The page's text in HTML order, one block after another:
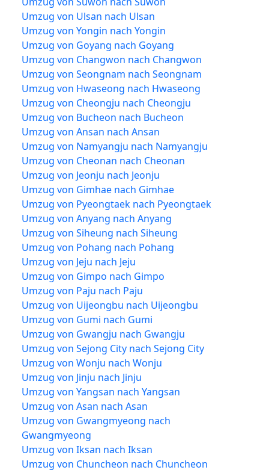
Umzug von Ulsan nach Ulsan
Umzug von Yongin nach Yongin
Umzug von Goyang nach Goyang
Umzug von Changwon nach Changwon
Umzug von Seongnam nach Seongnam
Umzug von Hwaseong nach Hwaseong
Umzug von Cheongju nach Cheongju
Umzug von Bucheon nach Bucheon
Umzug von Ansan nach Ansan
Umzug von Namyangju nach Namyangju
Umzug von Cheonan nach Cheonan
Umzug von Jeonju nach Jeonju
Umzug von Gimhae nach Gimhae
Umzug von Pyeongtaek nach Pyeongtaek
Umzug von Anyang nach Anyang
Umzug von Siheung nach Siheung
Umzug von Pohang nach Pohang
Umzug von Jeju nach Jeju
Umzug von Gimpo nach Gimpo
Umzug von Paju nach Paju
Umzug von Uijeongbu nach Uijeongbu
Umzug von Gumi nach Gumi
Umzug von Gwangju nach Gwangju
Umzug von Sejong City nach Sejong City
Umzug von Wonju nach Wonju
Umzug von Jinju nach Jinju
Umzug von Yangsan nach Yangsan
Umzug von Asan nach Asan
Umzug von Gwangmyeong nach
Gwangmyeong
Umzug von Iksan nach Iksan
Umzug von Chuncheon nach Chuncheon